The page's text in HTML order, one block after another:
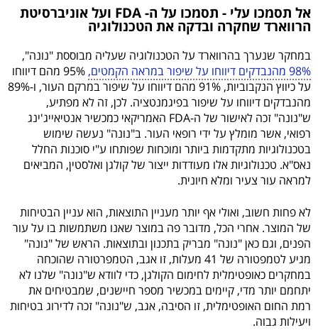
אל תסמכו עלי - תסמכו על ה- FDA ועל אוניברסיטת
הרווארד שחקרה ובדקה את הטכנולוגיה
במחקר שנערך בהרווארד על הטכנולוגיה שעליה מבוססת "נונה",
98% מהנבדקים דיווחו על שיפור במראה הקמטים,
95% מהם דיווחו
על כיווץ הנקבוביות, 91% מהם דיווחו על שיפור במרקם העור, ו-89%
מהנבדקים דיווחו על שיפור בפיגמנטציה. לכן, זה לא מפתיע,
ש"נונה" זכה לאישור של ה-FDA האמריקאי כמכשיר אנטיאייג'ינג
רפואי, אשר מומלץ על ידי רופאי העור. ב"נונה" נעשה שימוש
בטכנולוגיות מתקדמות ביותר ומוכחות שפותחו ע"י סוכנות החלל
נאס"א. טכנולוגיות אלו מעודדות ייצור של קולגן ואלסטין, המביאים
למראה עור צעיר ומלא חיונית.
לא פחות חשוב, ואולי אף יותר מעניין התוצאות, הוא עניין הבטיחות
של המוצר. אחרי הכל, מדובר פה במוצר שאנו משתמשות בו על עור
הפנים, וגם כאן "נונה" מבריק בתכנון ובתוצאות. הראש של "נונה"
מגיע לטמפטורה של 41 מעלות, זו אגב, הטמפרטורה שהוכחה
במחקרים כאופטימלית לחימום הקולגן, כדי לוודא ש"נונה" שלנו לא
יתחמם יותר מדי, קיימים במכשיר מספר חיישנים, שמבטיחים את
רמת החום האופטימלית, זו הסיבה, אגב, ש"נונה" זכה לדירוג בטיחות
ויעילות גבוה.